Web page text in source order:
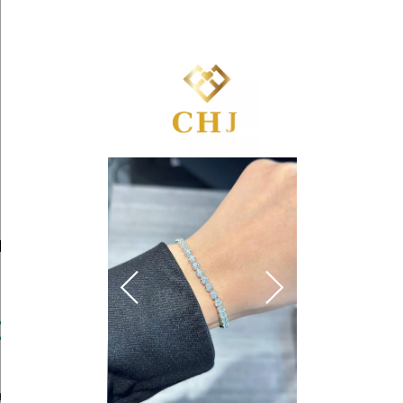
Tin Tức Kiến Thức Kim Cương
Full Kim 3.5ly
₫
để được tư vấn chọn size & ưu đãi độc quyền